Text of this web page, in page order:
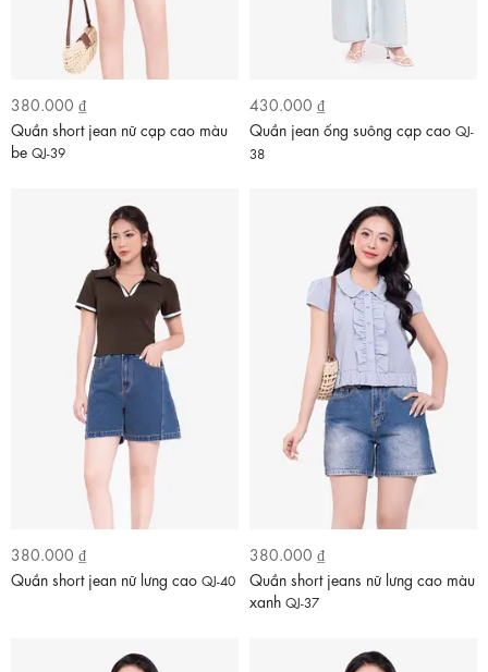
380.000 ₫
Quần short jean nữ cạp cao màu
be QJ-39
430.000 ₫
Quần jean ống suông cạp cao QJ-
38
380.000 ₫
Quần short jean nữ lưng cao QJ-40
380.000 ₫
Quần short jeans nữ lưng cao màu
xanh QJ-37